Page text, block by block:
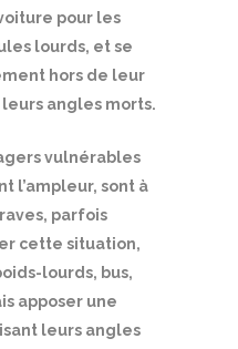
pour les
lourds, et se
hors de leur
angles morts.
vulnérables
l’ampleur, sont à
parfois
cette situation,
lourds, bus,
apposer une
leurs angles